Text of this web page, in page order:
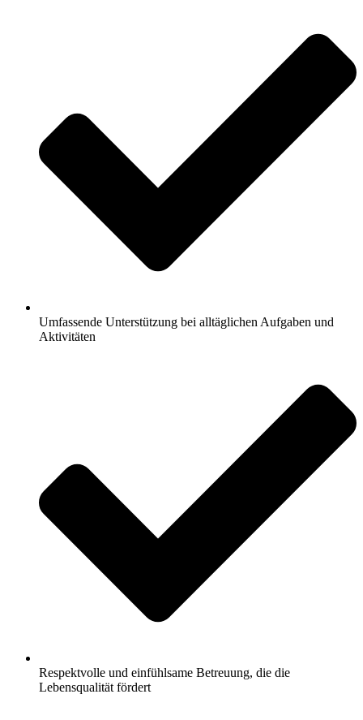
Umfassende Unterstützung bei alltäglichen Aufgaben und
Aktivitäten
Respektvolle und einfühlsame Betreuung, die die
Lebensqualität fördert